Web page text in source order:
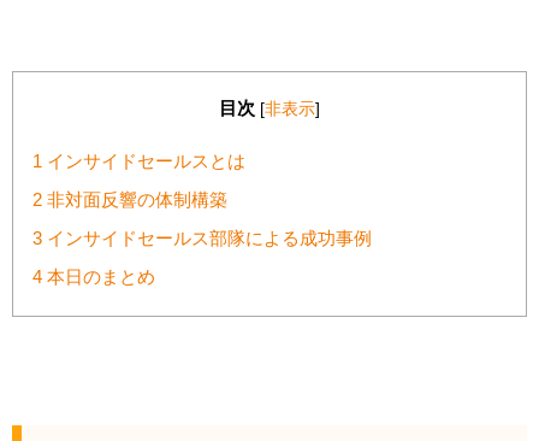
目次 [非表示]
1 インサイドセールスとは
2 非対面反響の体制構築
3 インサイドセールス部隊による成功事例
4 本日のまとめ